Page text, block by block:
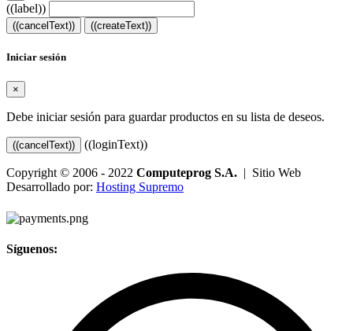
((label))
((cancelText)) ((createText))
Iniciar sesión
×
Debe iniciar sesión para guardar productos en su lista de deseos.
((cancelText)) ((loginText))
Copyright © 2006 - 2022 Computeprog S.A. | Sitio Web
Desarrollado por: Hosting Supremo
Síguenos: